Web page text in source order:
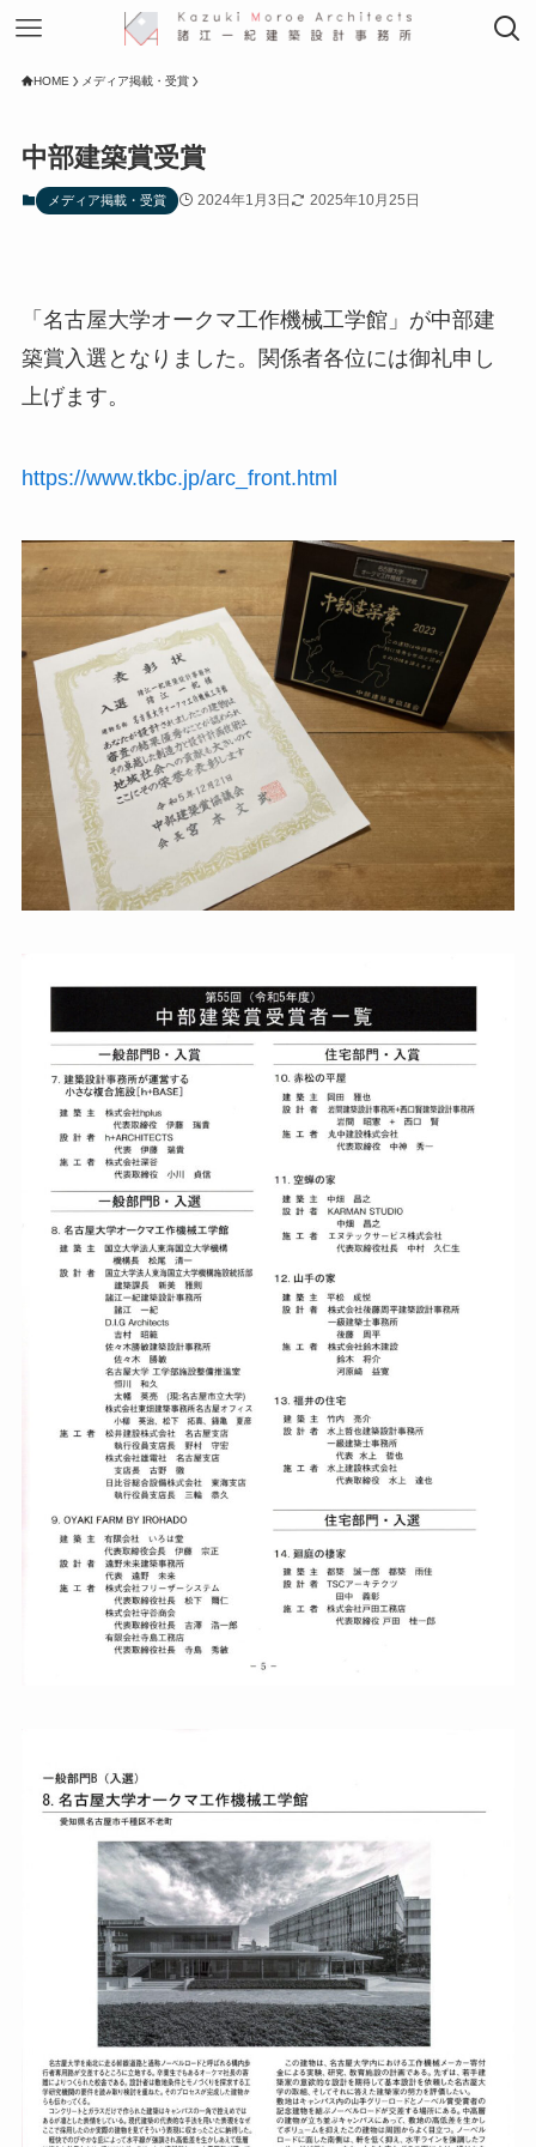
HOME メディア掲載・受賞
中部建築賞受賞
メディア掲載・受賞 2024年1月3日 2025年10月25日
「名古屋大学オークマ工作機械工学館」が中部建
築賞入選となりました。関係者各位には御礼申し
上げます。
https://www.tkbc.jp/arc_front.html